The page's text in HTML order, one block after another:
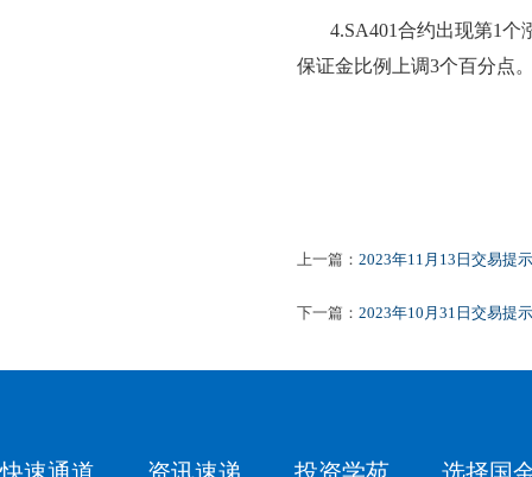
4.SA401合约出现第1个
保证金比例
上调3个百分点
上一篇： 2023年11月13日交易提示
下一篇： 2023年10月31日交易提